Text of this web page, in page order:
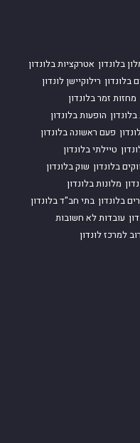
בלונדון אטרקציות בלונדון
בלונדון רילוקיישן לונדון
מחזות זמר בלונדון
הופעות בלונדון
פעם ראשונה בלונדון
טיילתי בלונדון
בלונדון שוק בלונדון
מלונות בלונדון
בלונדון בתי חב"ד בלונדון
עובדות לא חשובות
למרכז לונדון